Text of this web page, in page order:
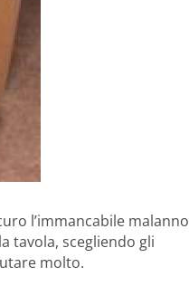
l’immancabile malanno
tavola, scegliendo gli
molto.